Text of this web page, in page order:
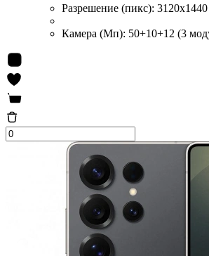
Разрешение (пикс): 3120x1440
Камера (Мп): 50+10+12 (3